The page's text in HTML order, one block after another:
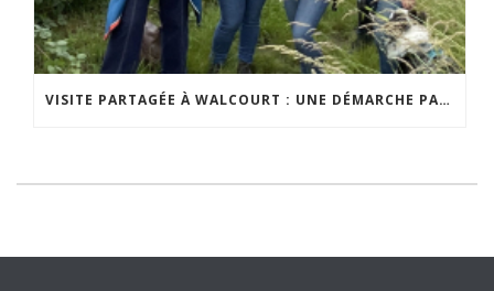
VISITE PARTAGÉE À WALCOURT : UNE DÉMARCHE PARTICIPATIVE ANIMÉE PAR ESPACE ENVIRONNEMENT